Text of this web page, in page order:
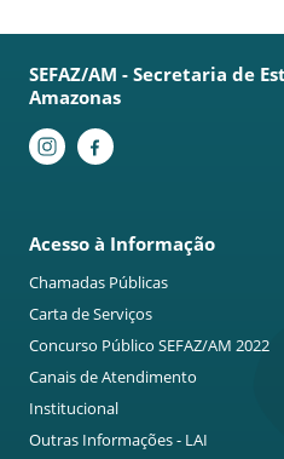
SEFAZ/AM - Secretaria de
Amazonas
Acesso à Informação
Chamadas Públicas
Carta de Serviços
Concurso Público SEFAZ/AM 2022
Canais de Atendimento
Institucional
Outras Informações - LAI